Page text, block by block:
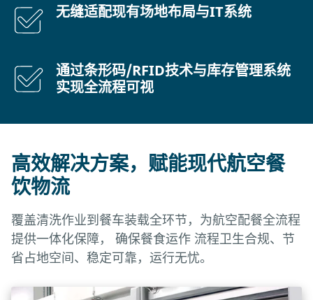
无缝适配现有场地布局与IT系统
通过条形码/RFID技术与库存管理系统
实现全流程可视
高效解决方案，赋能现代航空餐
饮物流
覆盖清洗作业到餐车装载全环节，为航空配餐全流程
提供一体化保障， 确保餐食运作 流程卫生合规、节
省占地空间、稳定可靠，运行无忧。